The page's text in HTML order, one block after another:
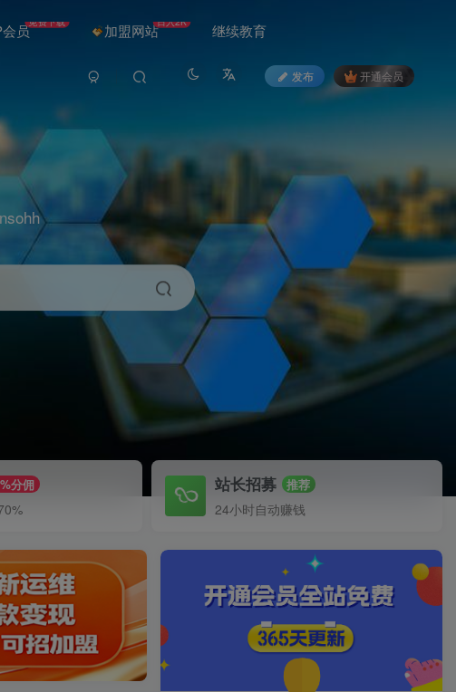
员免费下载 加盟网站日入2K 继续教育
发布 开通会员
分佣 站长招募 推荐
24小时自动赚钱